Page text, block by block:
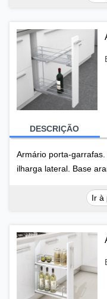
DESCRIÇÃO
Armário porta-
ilharga lateral. Base
Ir à